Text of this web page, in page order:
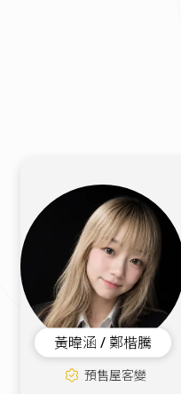
黃暐涵 / 鄭楷騰
預售屋客變